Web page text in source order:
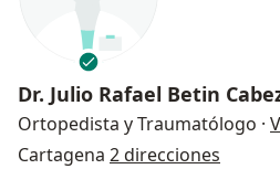
Dr. Julio Rafael Betin
Ortopedista y Traumatólogo ·
Cartagena 2 direcciones